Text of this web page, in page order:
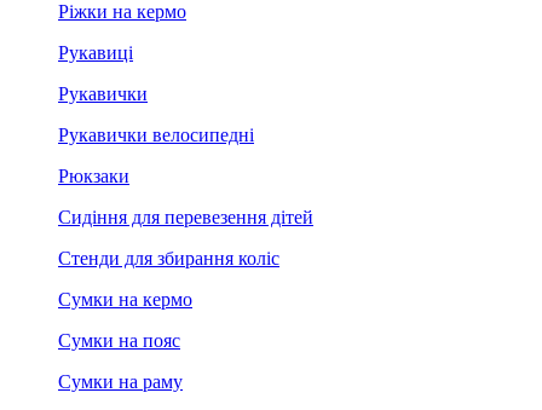
Ріжки на кермо
Рукавиці
Рукавички
Рукавички велосипедні
Рюкзаки
Сидіння для перевезення дітей
Стенди для збирання коліс
Сумки на кермо
Сумки на пояс
Сумки на раму